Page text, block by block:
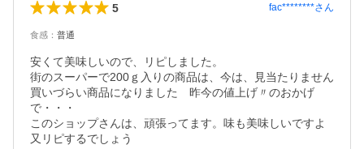
5 fac********さん
食感 ： 普通
安くて美味しいので、リピしました。
街のスーパーで200ｇ入りの商品は、今は、見当たりません
買いづらい商品になりました　昨今の値上げ〃のおかげ
で・・・
このショップさんは、頑張ってます。味も美味しいですよ
又リピするでしょう